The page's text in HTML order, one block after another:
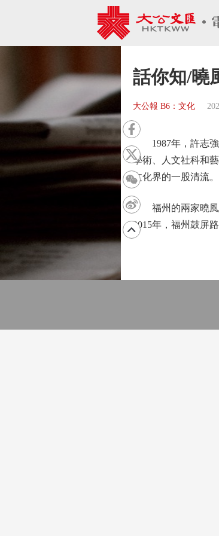
話你知/曉
大公報 B6：文化
1987年，許志強和
學術、人文社科和
文化界的一股清流。
福州的兩家曉風書
2015年，福州鼓屏